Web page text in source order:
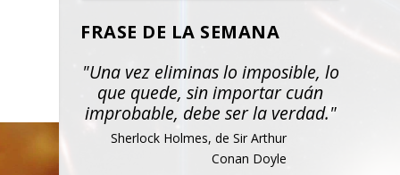
FRASE DE LA SEMANA
"Una vez eliminas lo imposible, lo
que quede, sin importar cuán
improbable, debe ser la verdad."
Sherlock Holmes, de Sir Arthur
Conan Doyle